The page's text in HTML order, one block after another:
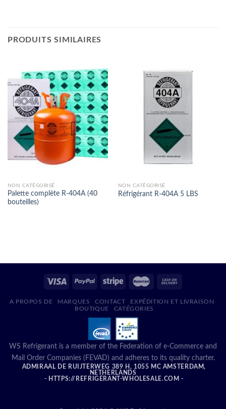
PRODUITS SIMILAIRES
NON CATÉGORISÉ
Palette complète R-404A (40
bouteilles)
NON CATÉGORISÉ
Réfrigérant R-404A 5 LBS
A PROPOS DE MARQUES CONTACT
EXPÉDITION ET LIVRAISON
BOUTIQUE
CATÉGORIES
WS Refrigerant is a member of the Federation of e-Commerce and
Mail Order Companies (FEVAD) and adheres to its quality charter.
ADMIRAAL DE RUIJTERWEG 389 H, 1055 MC AMSTERDAM,
NETHERLANDS
- HTTPS://REFRIGERANT-WHOLESALE.COM -